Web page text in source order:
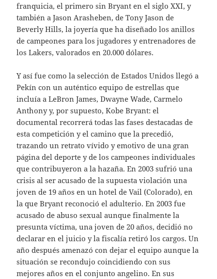
franquicia, el primero sin Bryant en el siglo XXI, y
también a Jason Arasheben, de Tony Jason de
Beverly Hills, la joyería que ha diseñado los anillos
de campeones para los jugadores y entrenadores de
los Lakers, valorados en 20.000 dólares.
Y así fue como la selección de Estados Unidos llegó a
Pekín con un auténtico equipo de estrellas que
incluía a LeBron James, Dwayne Wade, Carmelo
Anthony y, por supuesto, Kobe Bryant: el
documental recorrerá todas las fases destacadas de
esta competición y el camino que la precedió,
trazando un retrato vívido y emotivo de una gran
página del deporte y de los campeones individuales
que contribuyeron a la hazaña. En 2003 sufrió una
crisis al ser acusado de la supuesta violación una
joven de 19 años en un hotel de Vail (Colorado), en
la que Bryant reconoció el adulterio. En 2003 fue
acusado de abuso sexual aunque finalmente la
presunta víctima, una joven de 20 años, decidió no
declarar en el juicio y la fiscalía retiró los cargos. Un
año después amenazó con dejar el equipo aunque la
situación se recondujo coincidiendo con sus
mejores años en el conjunto angelino. En sus